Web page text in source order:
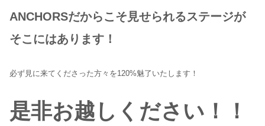
ANCHORSだからこそ見せられるステージが
そこにはあります！
必ず見に来てくださった方々を120%魅了いたします！
是非お越しください！！